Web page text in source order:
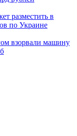
разместить в
по Украине
взорвали машину